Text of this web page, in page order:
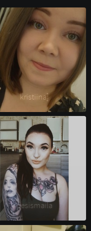
kristiina]
pesismaila